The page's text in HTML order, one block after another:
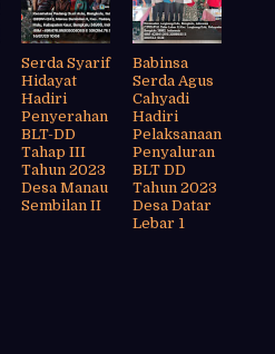
Serda Syarif
Hidayat
Hadiri
Penyerahan
BLT-DD
Tahap III
Tahun 2023
Desa Manau
Sembilan II
Babinsa
Serda Agus
Cahyadi
Hadiri
Pelaksanaan
Penyaluran
BLT DD
Tahun 2023
Desa Datar
Lebar 1